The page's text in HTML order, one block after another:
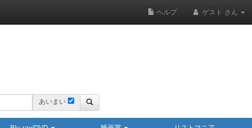
ヘルプ ゲスト さん
あいまい